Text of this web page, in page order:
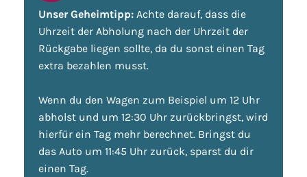
Unser Geheimtipp: Achte darauf, dass die
Uhrzeit der Abholung nach der Uhrzeit der
Rückgabe liegen sollte, da du sonst einen Tag
extra bezahlen musst.
Wenn du den Wagen zum Beispiel um 12 Uhr
abholst und um 12:30 Uhr zurückbringst, wird
hierfür ein Tag mehr berechnet. Bringst du
das Auto um 11:45 Uhr zurück, sparst du dir
einen Tag.